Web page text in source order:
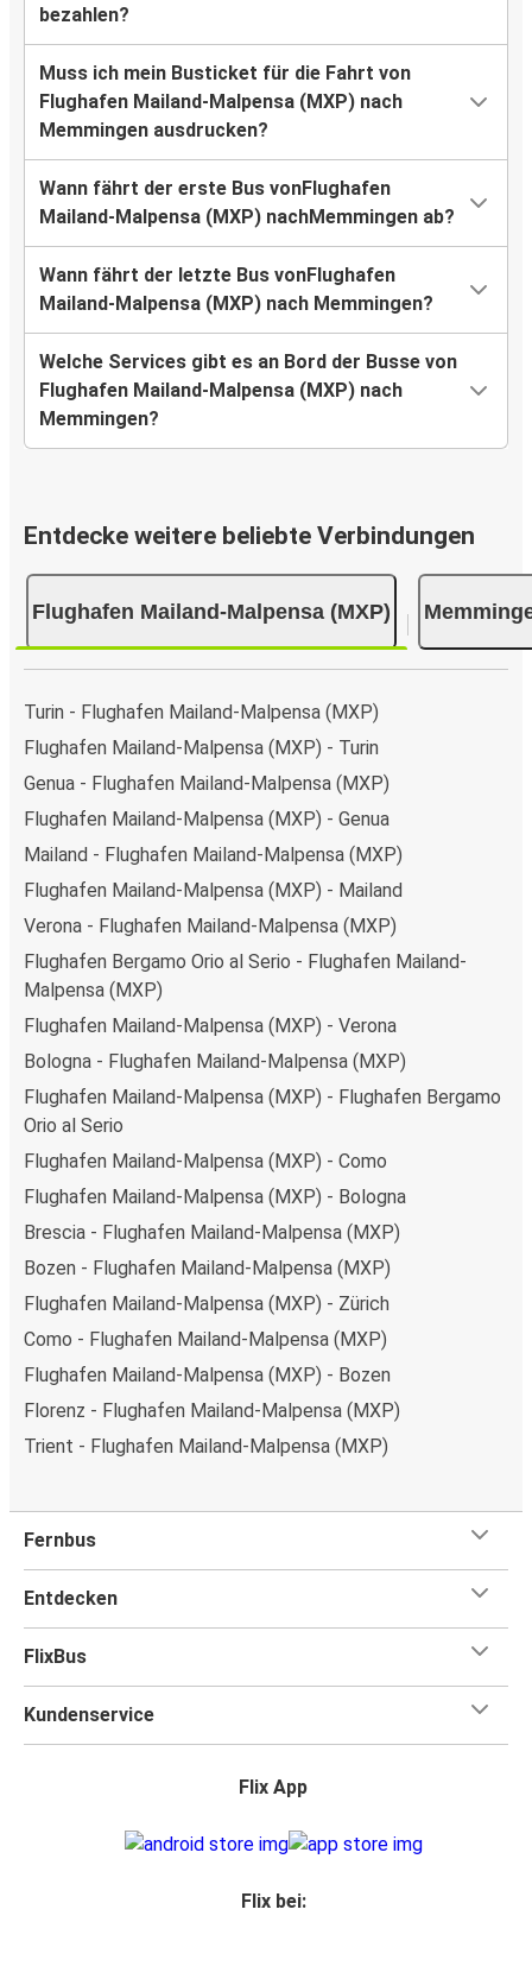
bezahlen?
Muss ich mein Busticket für die Fahrt von
Flughafen Mailand-Malpensa (MXP) nach
Memmingen ausdrucken?
Wann fährt der erste Bus vonFlughafen
Mailand-Malpensa (MXP) nachMemmingen ab?
Wann fährt der letzte Bus vonFlughafen
Mailand-Malpensa (MXP) nach Memmingen?
Welche Services gibt es an Bord der Busse von
Flughafen Mailand-Malpensa (MXP) nach
Memmingen?
Entdecke weitere beliebte Verbindungen
Flughafen Mailand-Malpensa (MXP)
Turin - Flughafen Mailand-Malpensa (MXP)
Flughafen Mailand-Malpensa (MXP) - Turin
Genua - Flughafen Mailand-Malpensa (MXP)
Flughafen Mailand-Malpensa (MXP) - Genua
Mailand - Flughafen Mailand-Malpensa (MXP)
Flughafen Mailand-Malpensa (MXP) - Mailand
Verona - Flughafen Mailand-Malpensa (MXP)
Flughafen Bergamo Orio al Serio - Flughafen Mailand-
Malpensa (MXP)
Flughafen Mailand-Malpensa (MXP) - Verona
Bologna - Flughafen Mailand-Malpensa (MXP)
Flughafen Mailand-Malpensa (MXP) - Flughafen Bergamo
Orio al Serio
Flughafen Mailand-Malpensa (MXP) - Como
Flughafen Mailand-Malpensa (MXP) - Bologna
Brescia - Flughafen Mailand-Malpensa (MXP)
Bozen - Flughafen Mailand-Malpensa (MXP)
Flughafen Mailand-Malpensa (MXP) - Zürich
Como - Flughafen Mailand-Malpensa (MXP)
Flughafen Mailand-Malpensa (MXP) - Bozen
Florenz - Flughafen Mailand-Malpensa (MXP)
Trient - Flughafen Mailand-Malpensa (MXP)
Fernbus
Entdecken
FlixBus
Kundenservice
Flix App
Flix bei: